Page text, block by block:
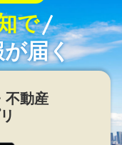
で
届く
不動産